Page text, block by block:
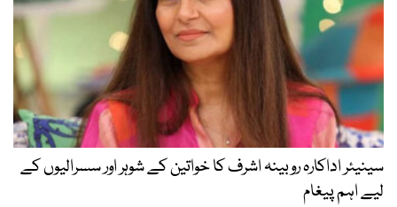
سینیئر اداکارہ روبینہ اشرف کا خواتین کے شوہر اور سسرالیوں کے
لیے اہم پیغام